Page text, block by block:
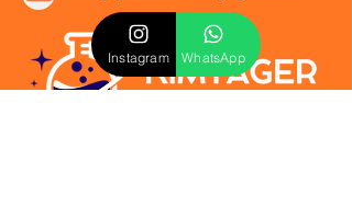
Instagram WhatsApp